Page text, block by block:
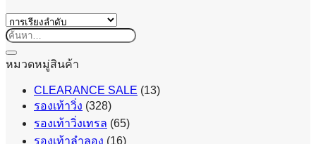
ค้นหา:
หมวดหมู่สินค้า
CLEARANCE SALE (13)
รองเท้าวิ่ง (328)
รองเท้าวิ่งเทรล (65)
รองเท้าลำลอง (16)